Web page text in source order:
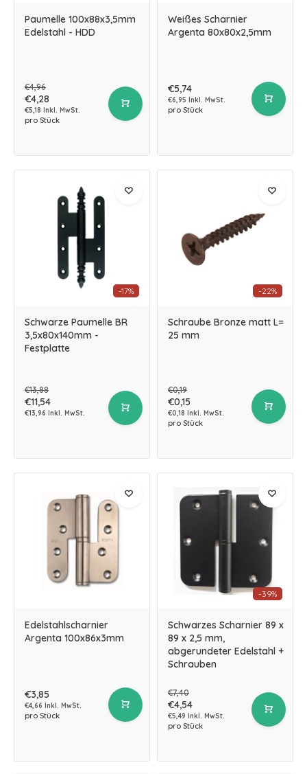
Paumelle 100x88x3,5mm
Edelstahl - HDD
€4,96
€4,28
€5,18 Inkl. MwSt.
pro Stück
Weißes Scharnier
Argenta 80x80x2,5mm
€5,74
€6,95 Inkl. MwSt.
pro Stück
-17%
Schwarze Paumelle BR
3,5x80x140mm -
Festplatte
€13,88
€11,54
€13,96 Inkl. MwSt.
-22%
Schraube Bronze matt L=
25 mm
€0,19
€0,15
€0,18 Inkl. MwSt.
pro Stück
Edelstahlscharnier
Argenta 100x86x3mm
€3,85
€4,66 Inkl. MwSt.
pro Stück
-39%
Schwarzes Scharnier 89 x
89 x 2,5 mm,
abgerundeter Edelstahl +
Schrauben
€7,40
€4,54
€5,49 Inkl. MwSt.
pro Stück